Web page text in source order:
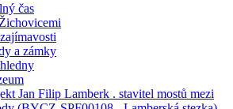
čas
a zámky
Jan Filip Lamberk . stavitel mostů mezi